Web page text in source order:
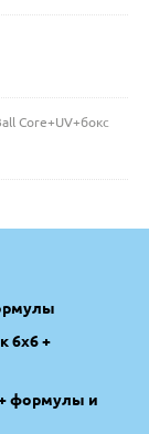
Core+UV+бокс
6х6 +
+ формулы и